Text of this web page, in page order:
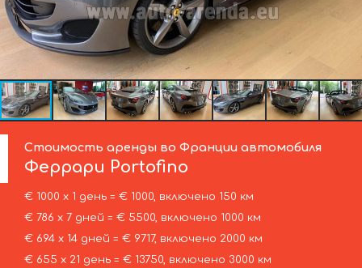
Стоимость аренды во Франции автомобиля
Феррари Portofino
€ 1000 х 1 день = € 1000, включено 150 км
€ 786 х 7 дней = € 5500, включено 1000 км
€ 694 х 14 дней = € 9717, включено 2000 км
€ 655 х 21 день = € 13750, включено 3000 км